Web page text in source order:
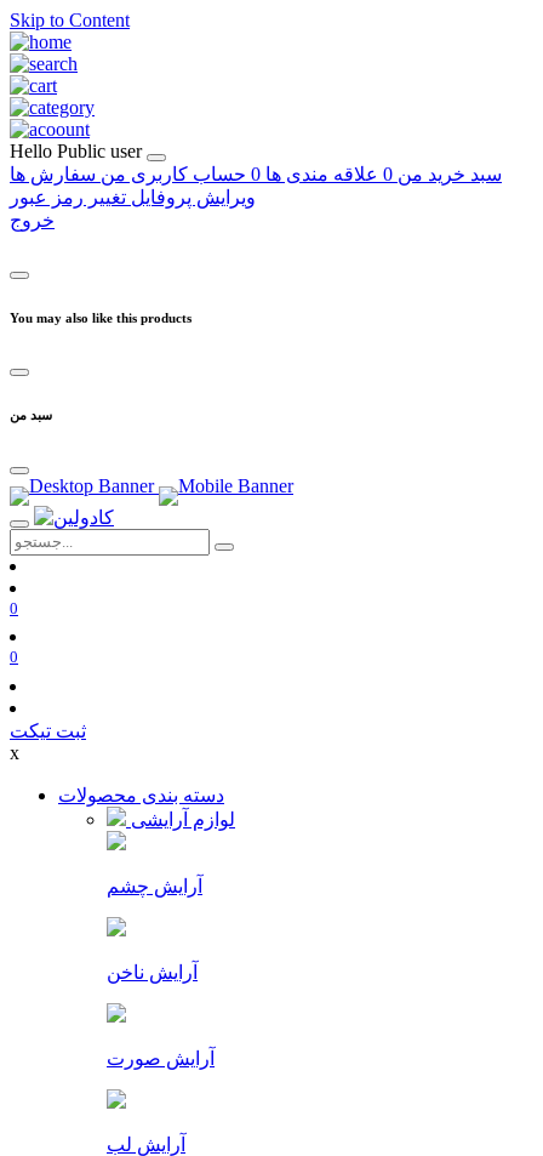
Skip to Content
Hello Public user
سبد خرید من 0 علاقه مندی ها 0 حساب کاربری من سفارش ها
ویرایش پروفایل تغییر رمز عبور
خروج
You may also like this products
سبد من
0
0
ثبت تیکت
x
دسته بندی محصولات
لوازم آرایشی
آرایش چشم
آرایش ناخن
آرایش صورت
آرایش لب